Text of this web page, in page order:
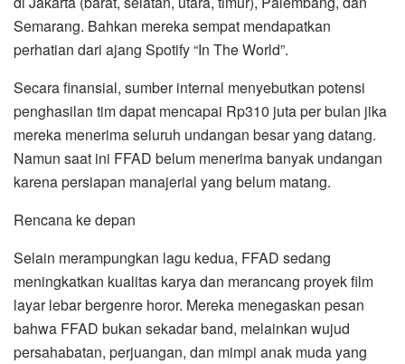
Semarang. Bahkan mereka sempat mendapatkan
perhatian dari ajang Spotify “In The World”.
Secara finansial, sumber internal menyebutkan potensi
penghasilan tim dapat mencapai Rp310 juta per bulan jika
mereka menerima seluruh undangan besar yang datang.
Namun saat ini FFAD belum menerima banyak undangan
karena persiapan manajerial yang belum matang.
Rencana ke depan
Selain merampungkan lagu kedua, FFAD sedang
meningkatkan kualitas karya dan merancang proyek film
layar lebar bergenre horor. Mereka menegaskan pesan
bahwa FFAD bukan sekadar band, melainkan wujud
persahabatan, perjuangan, dan mimpi anak muda yang